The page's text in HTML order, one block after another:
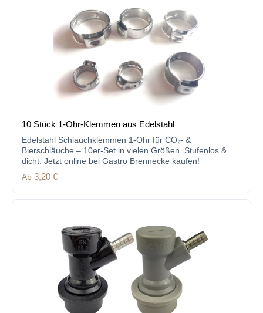
10 Stück 1-Ohr-Klemmen aus Edelstahl
Edelstahl Schlauchklemmen 1-Ohr für CO₂- &
Bierschläuche – 10er-Set in vielen Größen. Stufenlos &
dicht. Jetzt online bei Gastro Brennecke kaufen!
Regulärer Preis:
Ab 3,20 €